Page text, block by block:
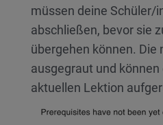
müssen deine Schüler/
abschließen, bevor sie
übergehen können. Die
ausgegraut und
aktuellen Lektion